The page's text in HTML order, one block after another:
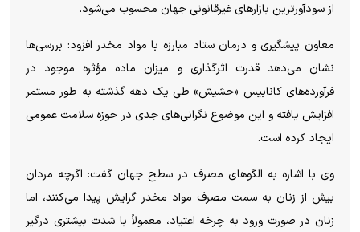
از سودآورترین بازارهای غیرقانونی جهان محسوب می‌شود.
معاون پیشگیری و درمان ستاد مبارزه با مواد مخدر افزود: بررسی‌ها
نشان می‌دهد قدرت اثرگذاری و میزان ماده مؤثره موجود در
فرآورده‌های کانابیس «حشیش» طی یک دهه گذشته به طور مستمر
افزایش یافته و این موضوع نگرانی‌های جدی در حوزه سلامت عمومی
ایجاد کرده است.
وی با اشاره به الگوهای مصرف در سطح جهان گفت: اگرچه مردان
بیش از زنان به سمت مصرف مواد مخدر گرایش پیدا می‌کنند، اما
زنان در صورت ورود به چرخه اعتیاد، معمولاً با شدت بیشتری درگیر